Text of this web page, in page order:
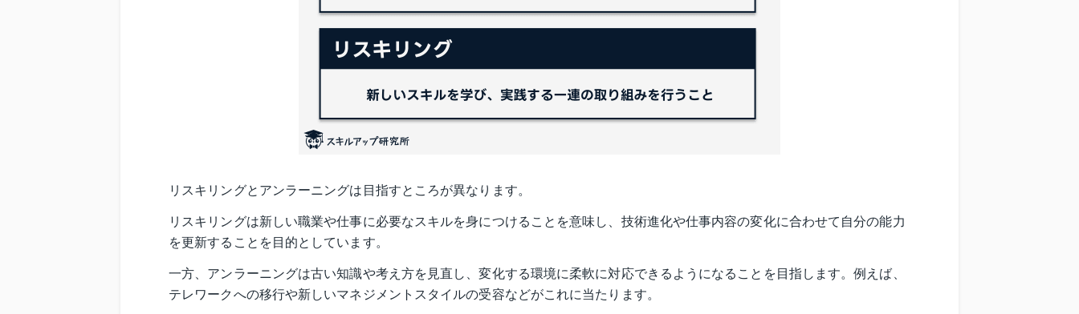
リスキリングとアンラーニングは目指すところが異なります。
リスキリングは新しい職業や仕事に必要なスキルを身につけることを意味し、技術進化や仕事内容の変化に合わせて自分の能力
を更新することを目的としています。
一方、アンラーニングは古い知識や考え方を見直し、変化する環境に柔軟に対応できるようになることを目指します。例えば、
テレワークへの移行や新しいマネジメントスタイルの受容などがこれに当たります。